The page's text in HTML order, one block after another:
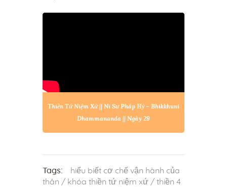
Thiền Tứ Niệm Xứ || Ni Sư Pháp Hỷ – Bhikkhuni
Dhammananda || Ngày 29
Tags:
hiểu biết cơ chế vận hành của
thân / khóa thiền tứ niệm xứ / thiền 4